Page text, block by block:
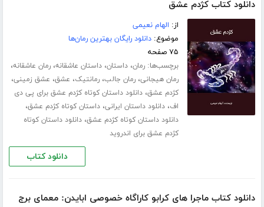
دانلود کتاب کژدم عشق
از: الهام نعیمی
موضوع:دانلود رایگان بهترین رمان‌ها
۷۵ صفحه
برچسب‌ها:رمان،داستان،داستان عاشقانه،رمان عاشقانه،
رمان هیجانی،رمان جالب،رمانتیک، عشق، عشق زمینی،
کژدم عشق،دانلود داستان کوتاه کژدم عشق برای پی دی
اف،دانلود داستان ایرانی،داستان کوتاه کژدم عشق،
دانلود داستان کوتاه کژدم عشق،دانلود داستان کوتاه
کژدم عشق برای اندروید
دانلود کتاب
دانلود کتاب ماجرا های کرابو کاراگاه خصوصی ابایدن: معمای برج